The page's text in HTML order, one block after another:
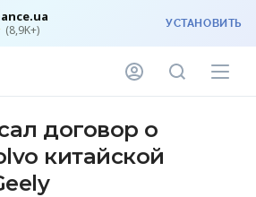
(8,9K+) УСТАНОВИТЬ
договор о
китайской